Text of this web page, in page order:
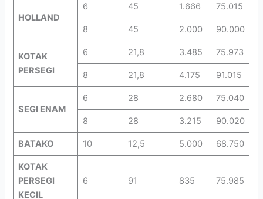
HOLLAND
6 45 1.666 75.015
8 45 2.000 90.000
KOTAK
PERSEGI
6 21,8 3.485 75.973
8 21,8 4.175 91.015
SEGI ENAM
6 28 2.680 75.040
8 28 3.215 90.020
BATAKO 10 12,5 5.000 68.750
KOTAK
PERSEGI
KECIL
6 91 835 75.985